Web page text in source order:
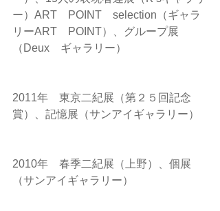
ー）ART　POINT　selection（ギャラ
リーART　POINT）、グループ展
（Deux　ギャラリー）
2011年　東京二紀展（第２５回記念
賞）、記憶展（サンアイギャラリー）
2010年　春季二紀展（上野）、個展
（サンアイギャラリー）